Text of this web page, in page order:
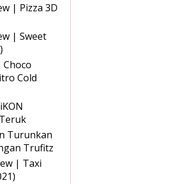
| Pizza 3D
| Sweet
Cold
Turunkan
Trufitz
| Taxi